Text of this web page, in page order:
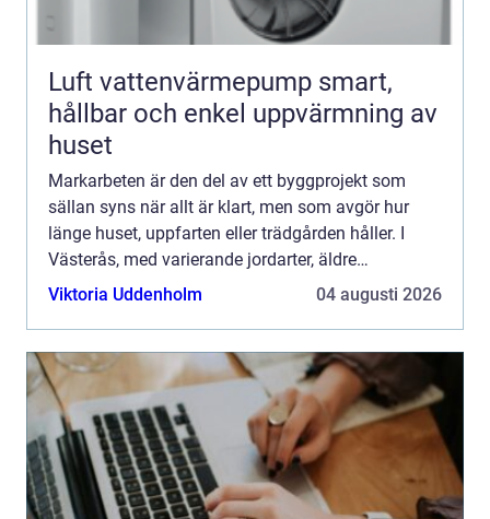
Luft vattenvärmepump smart,
hållbar och enkel uppvärmning av
huset
Markarbeten är den del av ett byggprojekt som
sällan syns när allt är klart, men som avgör hur
länge huset, uppfarten eller trädgården håller. I
Västerås, med varierande jordarter, äldre
bostadsområden och många nybyggen, ställs
Viktoria Uddenholm 04 augusti 2026